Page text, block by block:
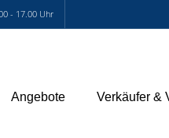
- 17.00 Uhr
Angebote Verkäufer &